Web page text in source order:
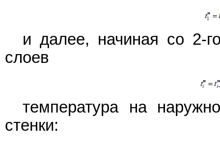
и далее, начиная со 2-
слоев
температура на
стенки: